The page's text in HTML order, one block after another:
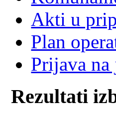
Akti u
Plan
Prijava
Rezultati